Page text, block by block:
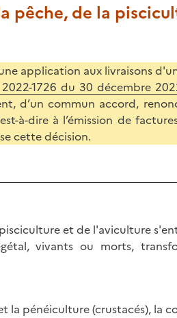
pêche, de la
application aux livraisons
1726 du 30 décembre
d’un commun accord,
à-dire à l’émission de
cette décision.
et de l'aviculture
vivants ou morts,
la pénéiculture (crustacés), la